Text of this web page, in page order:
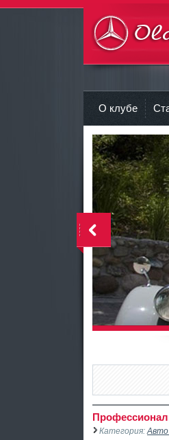
DataLife
О клубе
Категория: